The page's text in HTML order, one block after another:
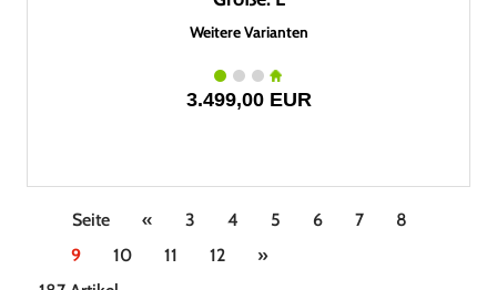
Weitere Varianten
3.499,00 EUR
Seite « 3 4 5 6 7
8
9
10 11 12
»